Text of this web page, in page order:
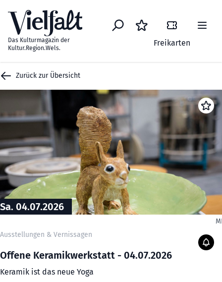
Das Kulturmagazin der
Kultur.Region.Wels.
Freikarten
Zurück zur Übersicht
Sa. 04.07.2026
Ausstellungen & Vernissagen
Offene Keramikwerkstatt - 04.07.2026
Keramik ist das neue Yoga